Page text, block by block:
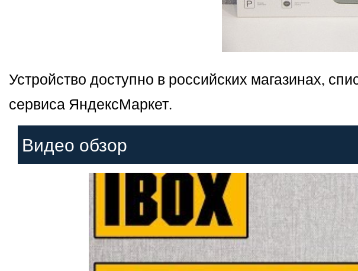
Устройство доступно в российских магазинах,
сервиса ЯндексМаркет.
Видео обзор